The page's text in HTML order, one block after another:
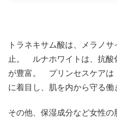
トラネキサム酸は、メラノ
止。 ルナホワイトは、抗酸
が豊富。 プリンセスケアは
に着目し、肌を内から守る働
その他、保湿成分など女性